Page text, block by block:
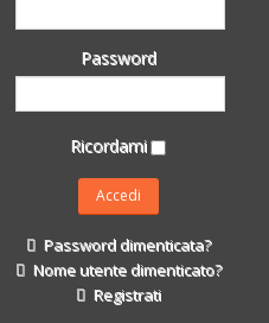
Password
Ricordami
Password dimenticata?
Nome utente dimenticato?
Registrati
l'edilizia
e sistemi a secco